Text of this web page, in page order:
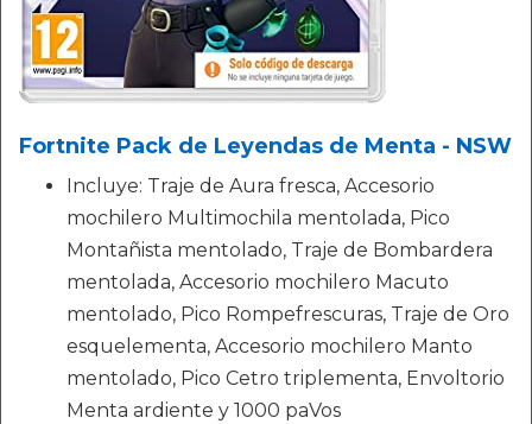
Fortnite Pack de Leyendas de Menta - NSW
Incluye: Traje de Aura fresca, Accesorio
mochilero Multimochila mentolada, Pico
Montañista mentolado, Traje de Bombardera
mentolada, Accesorio mochilero Macuto
mentolado, Pico Rompefrescuras, Traje de Oro
esquelementa, Accesorio mochilero Manto
mentolado, Pico Cetro triplementa, Envoltorio
Menta ardiente y 1000 paVos